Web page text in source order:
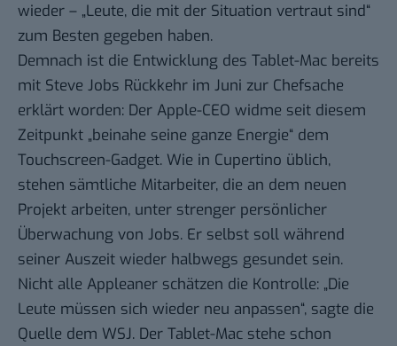
wieder – „Leute, die mit der Situation vertraut sind“
zum Besten gegeben haben.
Demnach ist die Entwicklung des Tablet-Mac bereits
mit Steve Jobs Rückkehr im Juni zur Chefsache
erklärt worden: Der Apple-CEO widme seit diesem
Zeitpunkt „beinahe seine ganze Energie“ dem
Touchscreen-Gadget. Wie in Cupertino üblich,
stehen sämtliche Mitarbeiter, die an dem neuen
Projekt arbeiten, unter strenger persönlicher
Überwachung von Jobs. Er selbst soll während
seiner Auszeit wieder halbwegs gesundet sein.
Nicht alle Appleaner schätzen die Kontrolle: „Die
Leute müssen sich wieder neu anpassen“, sagte die
Quelle dem WSJ. Der Tablet-Mac stehe schon